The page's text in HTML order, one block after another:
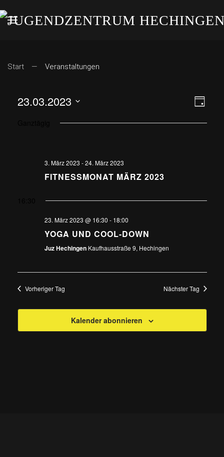
Start Veranstaltungen
Tag
23.03.2023
3. März 2023 -24. März 2023
FITNESSMONAT MÄRZ 2023
23. März 2023 @ 16:30 - 18:00
YOGA UND COOL-DOWN
Juz Hechingen Kaufhausstraße 9, Hechingen
Vorheriger Tag Nächster Tag
Kalender abonnieren